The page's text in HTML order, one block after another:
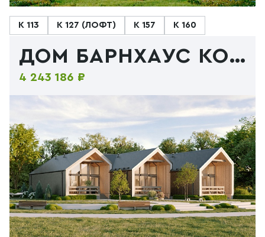
К 113 К 127 (ЛОФТ) К 157 К 160
ДОМ БАРНХАУС КОМПЛЕКС
4 243 186 ₽